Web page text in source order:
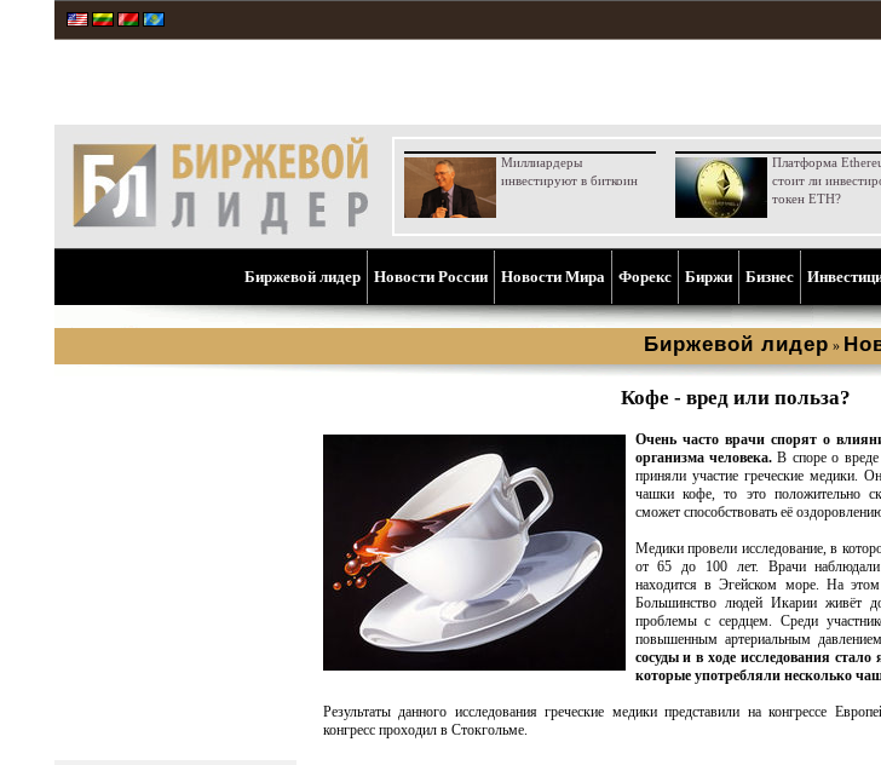
Миллиардеры
инвестируют в биткоин
Платформа
стоит ли
токен ETH?
Биржевой лидер Новости России Новости Мира Форекс Биржи Бизнес
Биржевой лидер »
Кофе - вред или польза?
Очень часто врачи спорят о
организма человека.В споре о вреде
приняли участие греческие медики.
чашки кофе, то это положительно
сможет способствовать её
Медики провели исследование, в
от 65 до 100 лет. Врачи
находится в Эгейском море. На
Большинство людей Икарии живёт
проблемы с сердцем. Среди
повышенным артериальным
сосуды и в ходе исследования стало
которые употребляли несколько
Результаты данного исследования греческие медики представили на конгрессе
конгресс проходил в Стокгольме.